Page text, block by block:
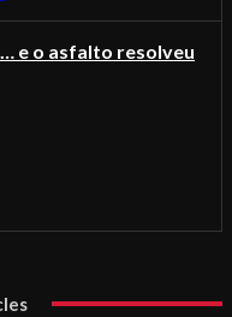
e o asfalto resolveu